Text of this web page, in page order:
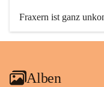
Fraxern ist ganz
den öffentlichen
An Samstagen,
Alben